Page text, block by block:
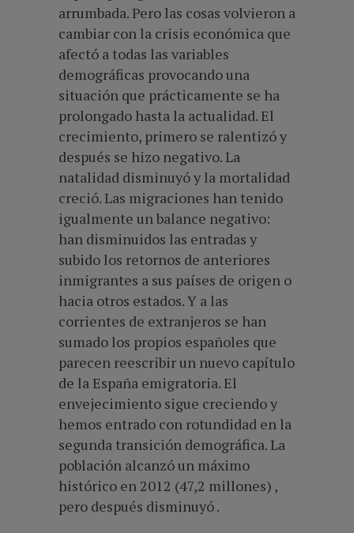
arrumbada. Pero las cosas volvieron a
cambiar con la crisis económica que
afectó a todas las variables
demográficas provocando una
situación que prácticamente se ha
prolongado hasta la actualidad. El
crecimiento, primero se ralentizó y
después se hizo negativo. La
natalidad disminuyó y la mortalidad
creció. Las migraciones han tenido
igualmente un balance negativo:
han disminuidos las entradas y
subido los retornos de anteriores
inmigrantes a sus países de origen o
hacia otros estados. Y a las
corrientes de extranjeros se han
sumado los propios españoles que
parecen reescribir un nuevo capítulo
de la España emigratoria. El
envejecimiento sigue creciendo y
hemos entrado con rotundidad en la
segunda transición demográfica. La
población alcanzó un máximo
histórico en 2012 (47,2 millones) ,
pero después disminuyó .